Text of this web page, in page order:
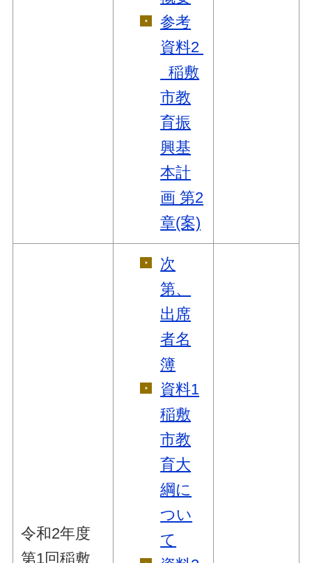
参考
資料2
稲敷
市教
育振
興基
本計
画 第2
章(案)
令和2年度
第1回稲敷
次
第、
出席
者名
簿
資料1
稲敷
市教
育大
綱に
つい
て